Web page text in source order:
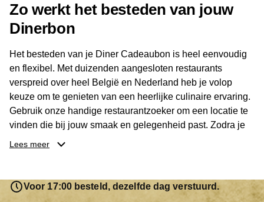
buurt, bijvoorbeeld in Brussel, Antwerpen, Gent of Brugge.
De ontvanger kiest zelf waar en wanneer er wordt genoten
van deze culinaire ervaring. Zo is de Diner Cadeaubon
niet alleen een diner, maar een bijzondere belevenis.
Zo werkt het besteden van jouw
Dinerbon
Het besteden van je Diner Cadeaubon is heel eenvoudig
en flexibel. Met duizenden aangesloten restaurants
verspreid over heel België en Nederland heb je volop
keuze om te genieten van een heerlijke culinaire ervaring.
Gebruik onze handige restaurantzoeker om een locatie te
vinden die bij jouw smaak en gelegenheid past. Zodra je
je keuze hebt gemaakt, kun je eenvoudig reserveren en na
resterende bedrag blijft gewoon op de bon staan en kan
later worden gebruikt. Zo geniet je keer op keer van
Lees meer
Voor 17:00 besteld, dezelfde dag verstuurd.